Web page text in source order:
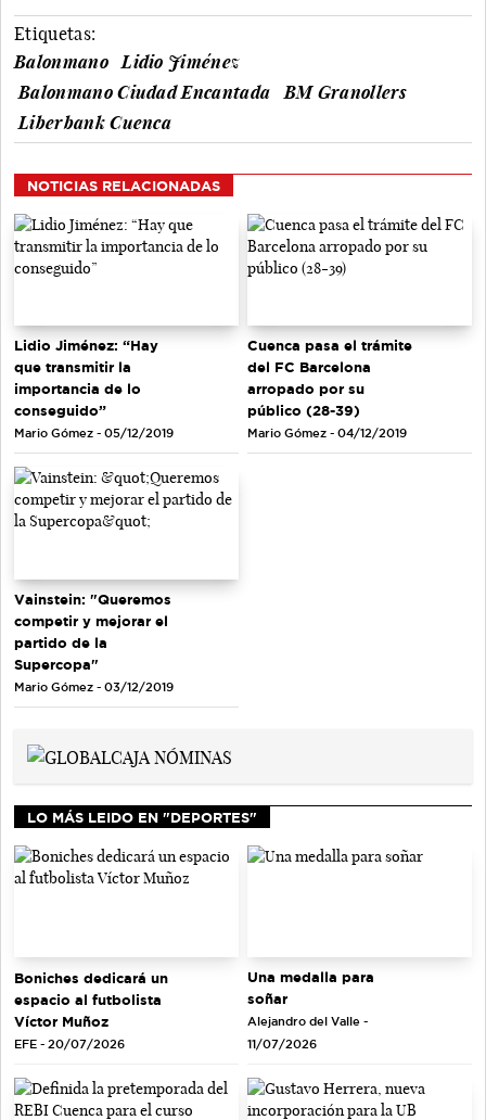
Etiquetas:
Balonmano
Lidio Jiménez
Balonmano Ciudad Encantada
BM Granollers
Liberbank Cuenca
NOTICIAS RELACIONADAS
Lidio Jiménez: “Hay
que transmitir la
importancia de lo
conseguido”
Mario Gómez - 05/12/2019
Cuenca pasa el trámite
del FC Barcelona
arropado por su
público (28-39)
Mario Gómez - 04/12/2019
Vainstein: "Queremos
competir y mejorar el
partido de la
Supercopa"
Mario Gómez - 03/12/2019
LO MÁS LEIDO EN "DEPORTES"
Boniches dedicará un
espacio al futbolista
Víctor Muñoz
EFE - 20/07/2026
Una medalla para
soñar
Alejandro del Valle -
11/07/2026